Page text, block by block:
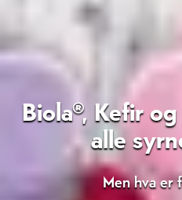
Biola®, Kefir
alle
Men hva er